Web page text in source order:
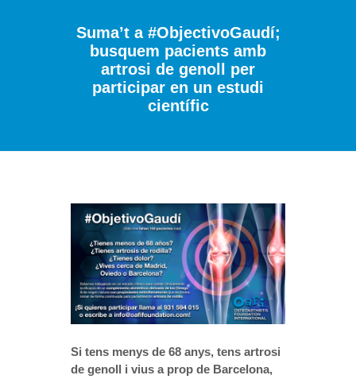
Suma’t a #ObjectivoGaudí;
busquem pacients amb
artrosi de genoll per
participar en un estudi
científic
Si tens menys de 68 anys, tens artrosi
de genoll i vius a prop de Barcelona, ​​